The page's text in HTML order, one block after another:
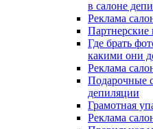
в салоне
Реклама
Где брать
какими они
Реклама
Подарочные
депиляции
Грамотная
Реклама